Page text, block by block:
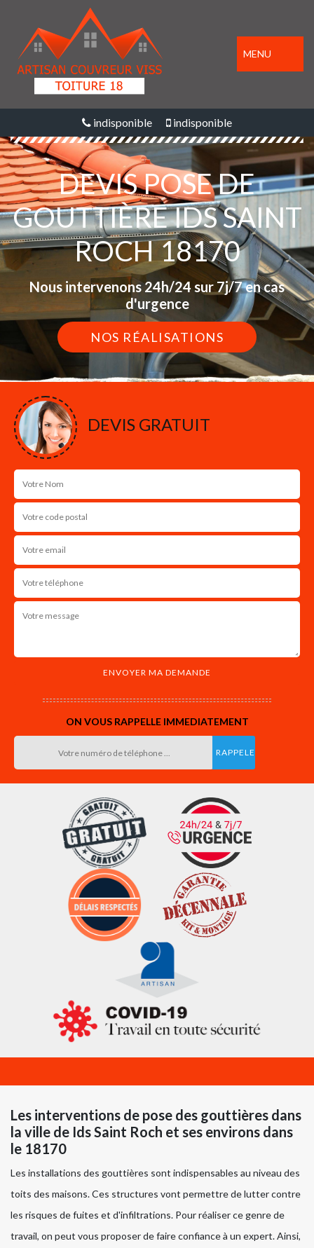
MENU
indisponible indisponible
DEVIS POSE DE
GOUTTIÈRE IDS SAINT
ROCH 18170
Nous intervenons 24h/24 sur 7j/7 en cas
d'urgence
NOS RÉALISATIONS
DEVIS GRATUIT
ON VOUS RAPPELLE IMMEDIATEMENT
Les interventions de pose des gouttières dans
la ville de Ids Saint Roch et ses environs dans
le 18170
Les installations des gouttières sont indispensables au niveau des
toits des maisons. Ces structures vont permettre de lutter contre
les risques de fuites et d'infiltrations. Pour réaliser ce genre de
travail, on peut vous proposer de faire confiance à un expert. Ainsi,